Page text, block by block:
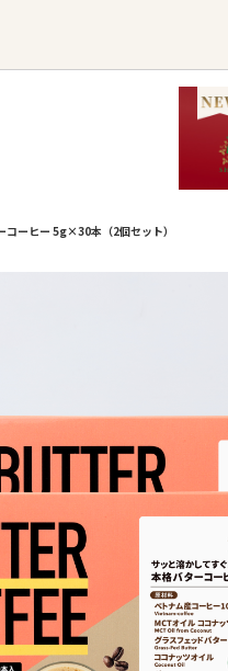
MCTオイ
MCTオイ
SDGsへの
よくある
法人様・
コーヒー 5g×30本（2個セット）